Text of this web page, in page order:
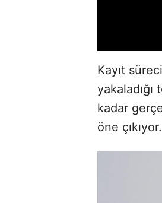
Kayıt
kadar
öne çıkıyor.